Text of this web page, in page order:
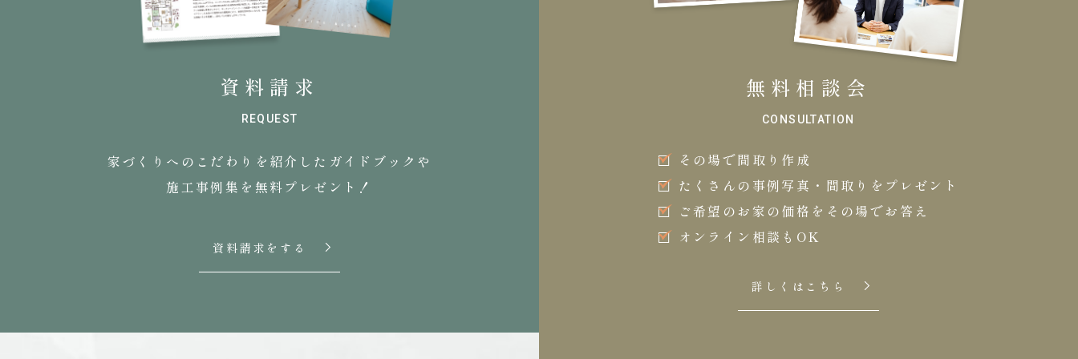
資料請求
REQUEST
家づくりへのこだわりを 紹介したガイドブックや
施工事例集を無料プレゼント！
資料請求をする
無料相談会
CONSULTATION
その場で間取り作成
たくさんの事例写真・間取りをプレゼント
ご希望のお家の価格をその場でお答え
オンライン相談もOK
詳しくはこちら